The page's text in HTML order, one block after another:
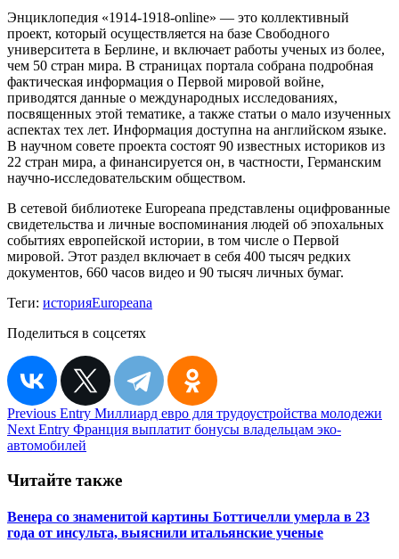
Энциклопедия «1914-1918-online» — это коллективный
проект, который осуществляется на базе Свободного
университета в Берлине, и включает работы ученых из более,
чем 50 стран мира. В страницах портала собрана подробная
фактическая информация о Первой мировой войне,
приводятся данные о международных исследованиях,
посвященных этой тематике, а также статьи о мало изученных
аспектах тех лет. Информация доступна на английском языке.
В научном совете проекта состоят 90 известных историков из
22 стран мира, а финансируется он, в частности, Германским
научно-исследовательским обществом.
В сетевой библиотеке Europeana представлены оцифрованные
свидетельства и личные воспоминания людей об эпохальных
событиях европейской истории, в том числе о Первой
мировой. Этот раздел включает в себя 400 тысяч редких
документов, 660 часов видео и 90 тысяч личных бумаг.
Теги: историяEuropeana
Поделиться в соцсетях
Навигация
по
Previous Entry Миллиард евро для трудоустройства молодежи
Next Entry Франция выплатит бонусы владельцам эко-
автомобилей
Читайте также
Венера со знаменитой картины Боттичелли умерла в 23
года от инсульта, выяснили итальянские ученые